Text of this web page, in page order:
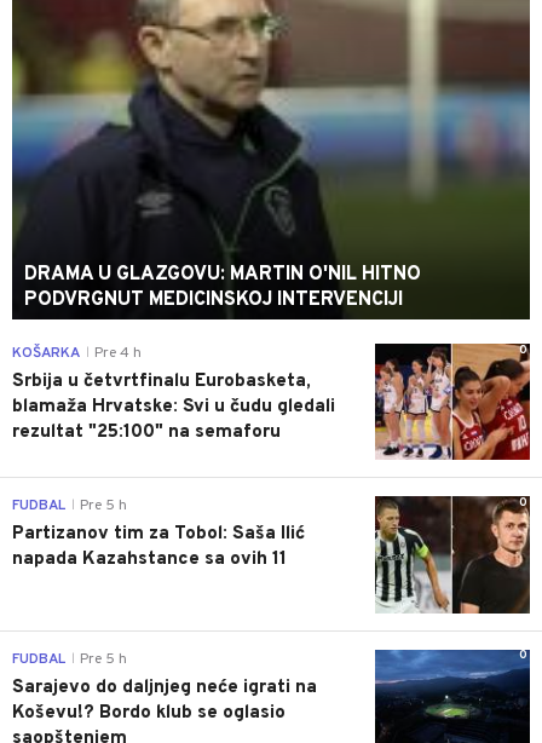
DRAMA U GLAZGOVU: MARTIN O'NIL HITNO
PODVRGNUT MEDICINSKOJ INTERVENCIJI
0
KOŠARKA Pre 4 h
Srbija u četvrtfinalu Eurobasketa,
blamaža Hrvatske: Svi u čudu gledali
rezultat "25:100" na semaforu
0
FUDBAL Pre 5 h
Partizanov tim za Tobol: Saša Ilić
napada Kazahstance sa ovih 11
0
FUDBAL Pre 5 h
Sarajevo do daljnjeg neće igrati na
Koševu!? Bordo klub se oglasio
saopštenjem